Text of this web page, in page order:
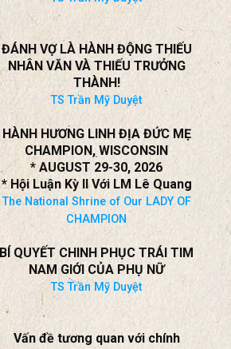
CHA MẸ SỬA PHẠT HAY BẠO
HÀNH CON CÁI?
TS Trần Mỹ Duyệt
NHÂN VĂN VÀ THIẾU TRƯỞNG
THÀNH!
TS Trần Mỹ Duyệt
HÀNH HƯƠNG LINH ĐỊA ĐỨC MẸ
CHAMPION, WISCONSIN
* AUGUST 29-30, 2026
* Hội Luận Kỳ II Với LM Lê Quang
The National Shrine of Our LADY OF
CHAMPION
BÍ QUYẾT CHINH PHỤC TRÁI TIM
NAM GIỚI CỦA PHỤ NỮ